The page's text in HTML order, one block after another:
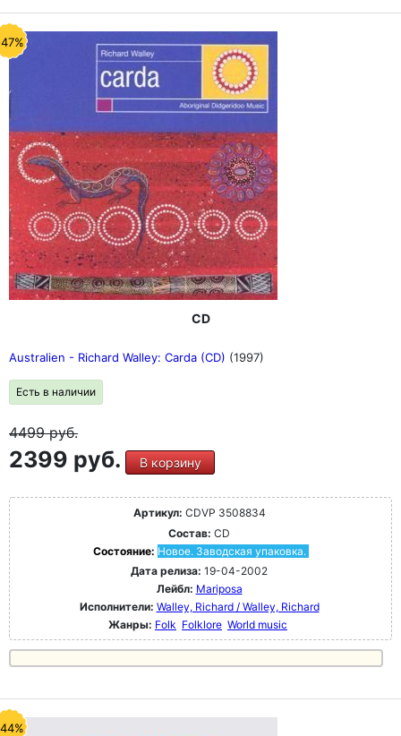
CD
Australien - Richard Walley: Carda (CD) (1997)
Есть в наличии
4499руб.
2399 руб. В корзину
Артикул: CDVP 3508834
Состав: CD
Состояние: Новое. Заводская упаковка.
Дата релиза: 19-04-2002
Лейбл: Mariposa
Исполнители: Walley, Richard / Walley, Richard
Жанры: Folk Folklore World music